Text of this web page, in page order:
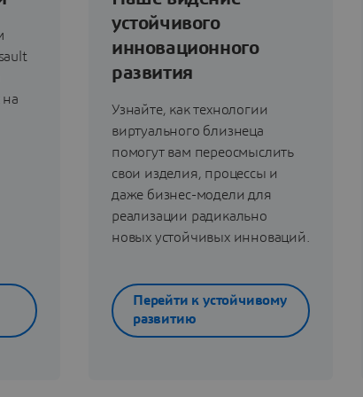
на
устойчивого
инновационного
развития
Узнайте, как технологии
виртуального близнеца
помогут вам переосмыслить
свои изделия, процессы и
даже бизнес-модели для
реализации радикально
новых устойчивых инноваций.
Перейти к устойчивому
развитию